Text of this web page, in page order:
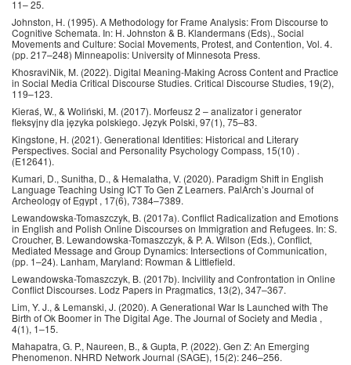
11– 25.
Johnston, H. (1995). A Methodology for Frame Analysis: From Discourse to
Cognitive Schemata. In: H. Johnston & B. Klandermans (Eds)., Social
Movements and Culture: Social Movements, Protest, and Contention, Vol. 4.
(pp. 217–248) Minneapolis: University of Minnesota Press.
KhosraviNik, M. (2022). Digital Meaning-Making Across Content and Practice
in Social Media Critical Discourse Studies. Critical Discourse Studies, 19(2),
119–123.
Kieraś, W., & Woliński, M. (2017). Morfeusz 2 – analizator i generator
fleksyjny dla języka polskiego. Język Polski, 97(1), 75–83.
Kingstone, H. (2021). Generational Identities: Historical and Literary
Perspectives. Social and Personality Psychology Compass, 15(10) .
(E12641).
Kumari, D., Sunitha, D., & Hemalatha, V. (2020). Paradigm Shift in English
Language Teaching Using ICT To Gen Z Learners. PalArch’s Journal of
Archeology of Egypt , 17(6), 7384–7389.
Lewandowska-Tomaszczyk, B. (2017a). Conflict Radicalization and Emotions
in English and Polish Online Discourses on Immigration and Refugees. In: S.
Croucher, B. Lewandowska-Tomaszczyk, & P. A. Wilson (Eds.), Conflict,
Mediated Message and Group Dynamics: Intersections of Communication,
(pp. 1–24). Lanham, Maryland: Rowman & Littlefield.
Lewandowska-Tomaszczyk, B. (2017b). Incivility and Confrontation in Online
Conflict Discourses. Lodz Papers in Pragmatics, 13(2), 347–367.
Lim, Y. J., & Lemanski, J. (2020). A Generational War Is Launched with The
Birth of Ok Boomer in The Digital Age. The Journal of Society and Media ,
4(1), 1–15.
Mahapatra, G. P., Naureen, B., & Gupta, P. (2022). Gen Z: An Emerging
Phenomenon. NHRD Network Journal (SAGE), 15(2): 246–256.